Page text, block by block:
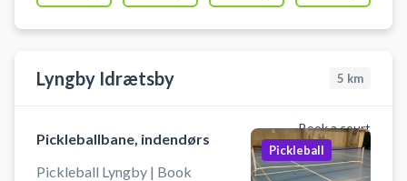
skal selv tage net op og ned. Der
skal benyttes indendørssko, som
mulighed for bad og omklædning.
Lyngby Idrætsby 5 km
Book a court
Pickleballbane, indendørs
Pickleball Lyngby | Book
Pickleball